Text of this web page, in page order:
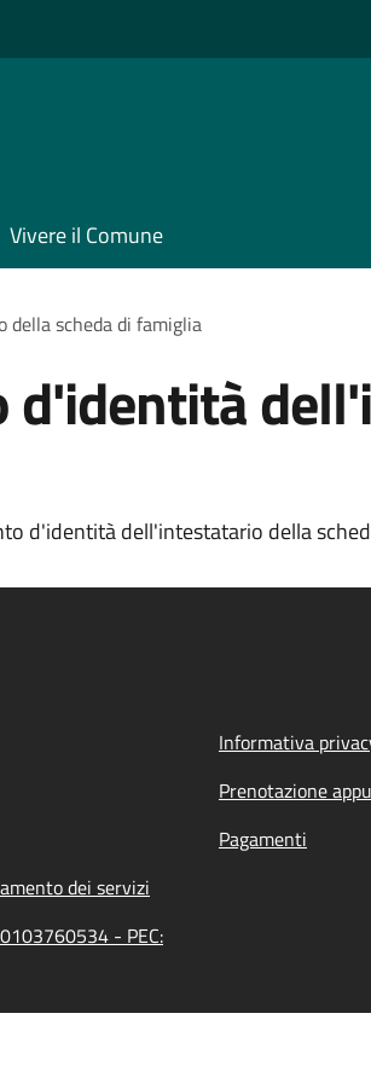
Vivere il Comune
scheda di famiglia
d'identità
d'identità dell'intestatario della
Informativa
Prenotazione
Pagamenti
dei servizi
- PEC: